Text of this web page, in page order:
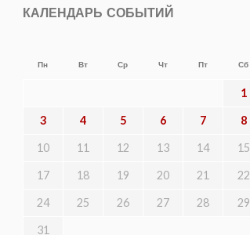
КАЛЕНДАРЬ СОБЫТИЙ
Пн Вт Ср Чт Пт Сб
1
3 4 5 6 7 8
10 11 12 13 14 15
17 18 19 20 21 22
24 25 26 27 28 29
31